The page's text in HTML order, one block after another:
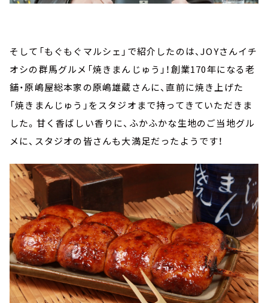
そして「もぐもぐマルシェ」で紹介したのは、JOYさんイチ
オシの群馬グルメ「焼きまんじゅう」！創業170年になる老
舗・原嶋屋総本家の原嶋雄蔵さんに、直前に焼き上げた
「焼きまんじゅう」をスタジオまで持ってきていただきま
した。甘く香ばしい香りに、ふかふかな生地のご当地グル
メに、スタジオの皆さんも大満足だったようです！